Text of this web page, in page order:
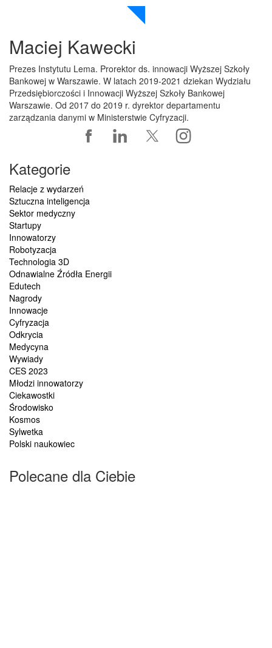
Maciej Kawecki
Prezes Instytutu Lema. Prorektor ds. innowacji Wyższej Szkoły
Bankowej w Warszawie. W latach 2019-2021 dziekan Wydziału
Przedsiębiorczości i Innowacji Wyższej Szkoły Bankowej
Warszawie. Od 2017 do 2019 r. dyrektor departamentu
zarządzania danymi w Ministerstwie Cyfryzacji.
Kategorie
Relacje z wydarzeń
Sztuczna inteligencja
Sektor medyczny
Startupy
Innowatorzy
Robotyzacja
Technologia 3D
Odnawialne Źródła Energii
Edutech
Nagrody
Innowacje
Cyfryzacja
Odkrycia
Medycyna
Wywiady
CES 2023
Młodzi innowatorzy
Ciekawostki
Środowisko
Kosmos
Sylwetka
Polski naukowiec
Polecane dla Ciebie